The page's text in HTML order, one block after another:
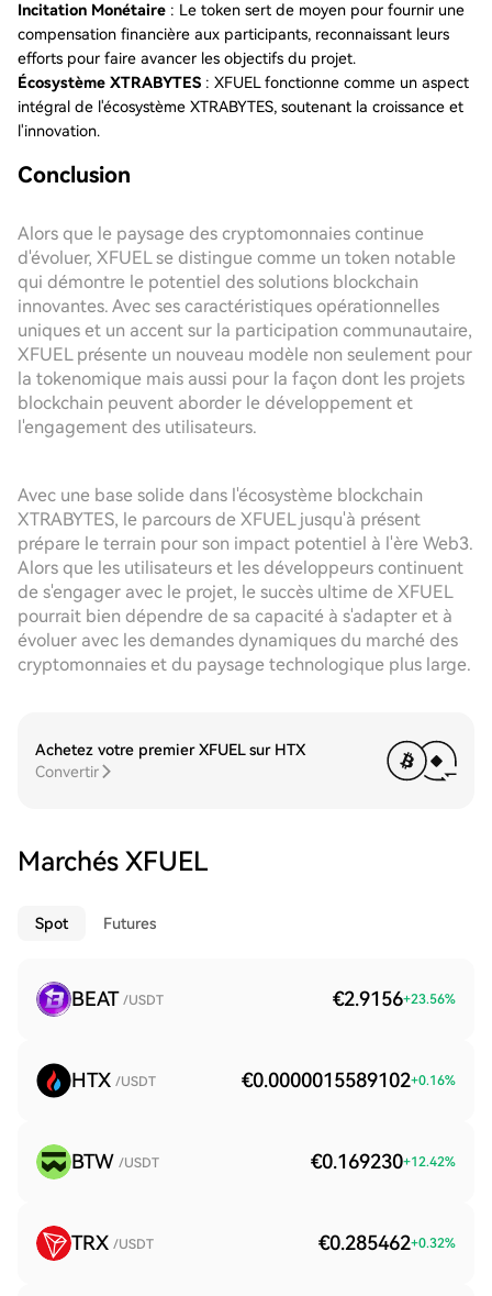
Incitation Monétaire : Le token sert de moyen pour fournir une
compensation financière aux participants, reconnaissant leurs
efforts pour faire avancer les objectifs du projet.
Écosystème XTRABYTES : XFUEL fonctionne comme un aspect
intégral de l'écosystème XTRABYTES, soutenant la croissance et
l'innovation.
Conclusion
Alors que le paysage des cryptomonnaies continue
d'évoluer, XFUEL se distingue comme un token notable
qui démontre le potentiel des solutions blockchain
innovantes. Avec ses caractéristiques opérationnelles
uniques et un accent sur la participation communautaire,
XFUEL présente un nouveau modèle non seulement pour
la tokenomique mais aussi pour la façon dont les projets
blockchain peuvent aborder le développement et
l'engagement des utilisateurs.
Avec une base solide dans l'écosystème blockchain
XTRABYTES, le parcours de XFUEL jusqu'à présent
prépare le terrain pour son impact potentiel à l'ère Web3.
Alors que les utilisateurs et les développeurs continuent
de s'engager avec le projet, le succès ultime de XFUEL
pourrait bien dépendre de sa capacité à s'adapter et à
évoluer avec les demandes dynamiques du marché des
cryptomonnaies et du paysage technologique plus large.
Achetez votre premier XFUEL sur HTX
Convertir
Marchés XFUEL
Spot Futures
BEAT /USDT €2.9156+23.56%
HTX /USDT €0.0000015589102+0.16%
BTW /USDT €0.169230+12.42%
TRX /USDT €0.285462+0.32%